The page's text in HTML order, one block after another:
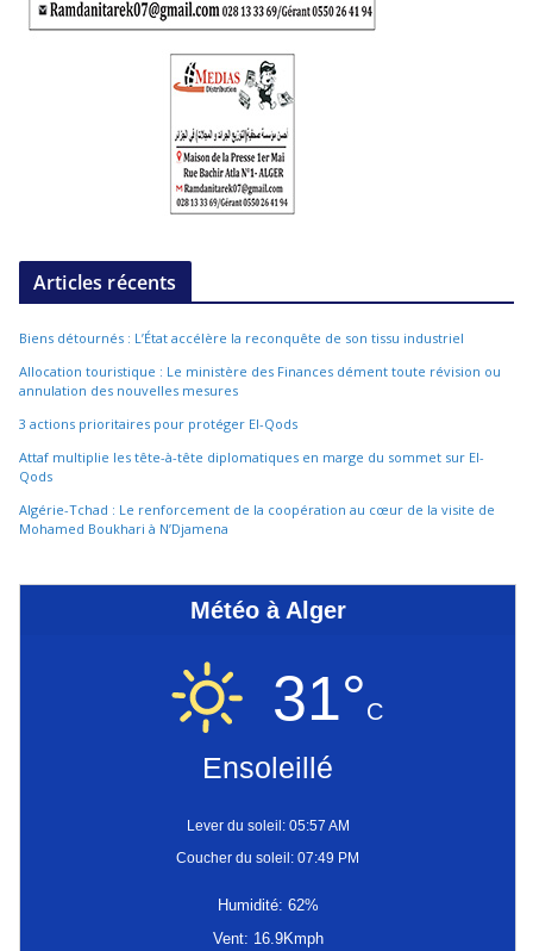
Articles récents
Biens détournés : L’État accélère la reconquête de son tissu industriel
Allocation touristique : Le ministère des Finances dément toute révision ou
annulation des nouvelles mesures
3 actions prioritaires pour protéger El-Qods
Attaf multiplie les tête-à-tête diplomatiques en marge du sommet sur El-
Qods
Algérie-Tchad : Le renforcement de la coopération au cœur de la visite de
Mohamed Boukhari à N’Djamena
Météo à Alger
31°C
Ensoleillé
Lever du soleil: 05:57 AM
Coucher du soleil: 07:49 PM
Humidité: 62%
Vent: 16.9Kmph